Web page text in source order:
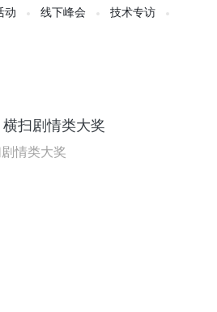
动 线下峰会
技术专访
扫剧情类大奖
情类大奖